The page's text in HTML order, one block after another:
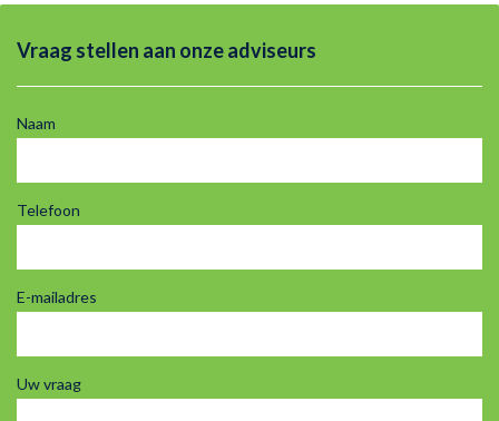
Vraag stellen aan onze adviseurs
Naam
Telefoon
E-mailadres
Uw vraag